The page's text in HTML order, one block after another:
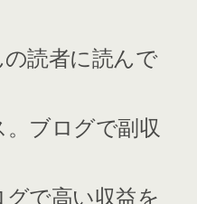
読者に読んで
ブログで副収
で高い収益を